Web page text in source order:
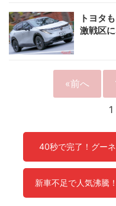
トヨタ
激戦区
«前へ
1
40秒で完了！グー
新車不足で人気沸騰